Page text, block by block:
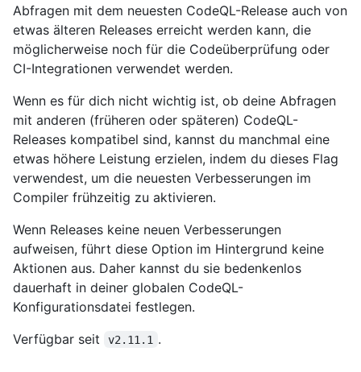
Abfragen mit dem neuesten CodeQL-Release auch von
etwas älteren Releases erreicht werden kann, die
möglicherweise noch für die Codeüberprüfung oder
CI-Integrationen verwendet werden.
Wenn es für dich nicht wichtig ist, ob deine Abfragen
mit anderen (früheren oder späteren) CodeQL-
Releases kompatibel sind, kannst du manchmal eine
etwas höhere Leistung erzielen, indem du dieses Flag
verwendest, um die neuesten Verbesserungen im
Compiler frühzeitig zu aktivieren.
Wenn Releases keine neuen Verbesserungen
aufweisen, führt diese Option im Hintergrund keine
Aktionen aus. Daher kannst du sie bedenkenlos
dauerhaft in deiner globalen CodeQL-
Konfigurationsdatei festlegen.
Verfügbar seit
v2.11.1 .